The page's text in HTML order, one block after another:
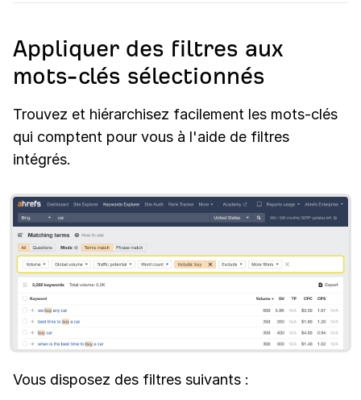
Appliquer des filtres aux
mots-clés sélectionnés
Trouvez et hiérarchisez facilement les mots-clés
qui comptent pour vous à l'aide de filtres
intégrés.
Vous disposez des filtres suivants :